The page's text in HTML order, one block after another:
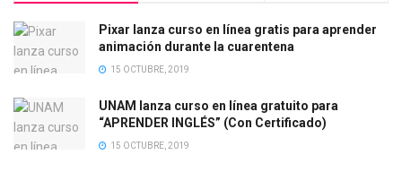
Pixar lanza curso en línea gratis para aprender
animación durante la cuarentena
15 OCTUBRE, 2019
UNAM lanza curso en línea gratuito para
“APRENDER INGLÉS” (Con Certificado)
15 OCTUBRE, 2019